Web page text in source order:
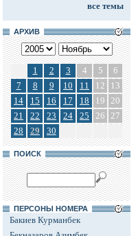
все темы
АРХИВ
1 2 3 4 5
6
7
8 9 10 11 12
13
14
15 16 17 18 19 20
21
22 23 24 25 26 27
28
29 30
ПОИСК
ПЕРСОНЫ НОМЕРА
Бакиев Курманбек